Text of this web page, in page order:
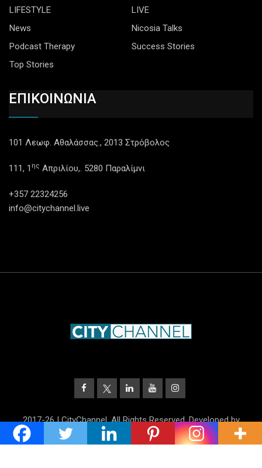
LIFESTYLE
LIVE
News
Nicosia Talks
Podcast Therapy
Success Stories
Top Stories
ΕΠΙΚΟΙΝΩΝΙΑ
101 Λεωφ. Αθαλάσσας., 2013 Στρόβολος
111, 1 ης Απριλίου,. 5280 Παραλίμνι
+357 22324256
info@citychannel.live
2017-26 | CityChannel. All Rights Reserved. Developed by
UnitrustMedia